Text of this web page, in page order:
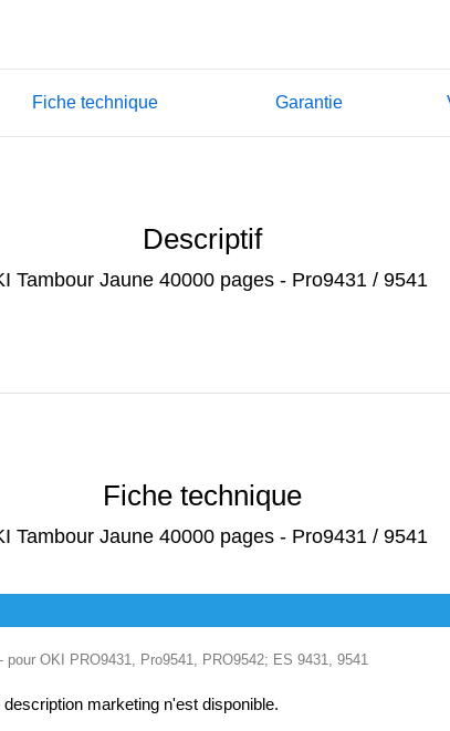
Fiche technique Garantie
Descriptif
Tambour Jaune 40000 pages - Pro9431 / 9541
Fiche technique
Tambour Jaune 40000 pages - Pro9431 / 9541
OKI PRO9431, Pro9541, PRO9542; ES 9431, 9541
marketing n'est disponible.